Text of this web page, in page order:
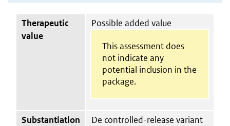
Therapeutic
value
Possible added value
This assessment does
not indicate any
potential inclusion in the
package.
Substantiation De controlled-release variant